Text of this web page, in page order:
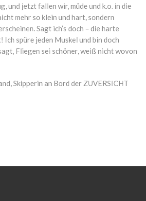
und jetzt fallen wir, müde und k.o. in die
mehr so klein und hart, sondern
Sagt ich’s doch – die harte
spüre jeden Muskel und bin doch
Fliegen sei schöner, weiß nicht wovon
Skipperin an Bord der ZUVERSICHT